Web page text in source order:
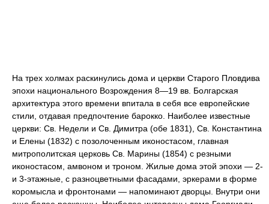
На трех холмах раскинулись дома и церкви Старого Пловдива
эпохи национального Возрождения 8—19 вв. Болгарская
архитектура этого времени впитала в себя все европейские
стили, отдавая предпочтение барокко. Наиболее известные
церкви: Св. Недели и Св. Димитра (обе 1831), Св. Константина
и Елены (1832) с позолоченным иконостасом, главная
митрополитская церковь Св. Марины (1854) с резными
иконостасом, амвоном и троном. Жилые дома этой эпохи — 2-
и 3-этажные, с разноцветными фасадами, эркерами в форме
коромысла и фронтонами — напоминают дворцы. Внутри они